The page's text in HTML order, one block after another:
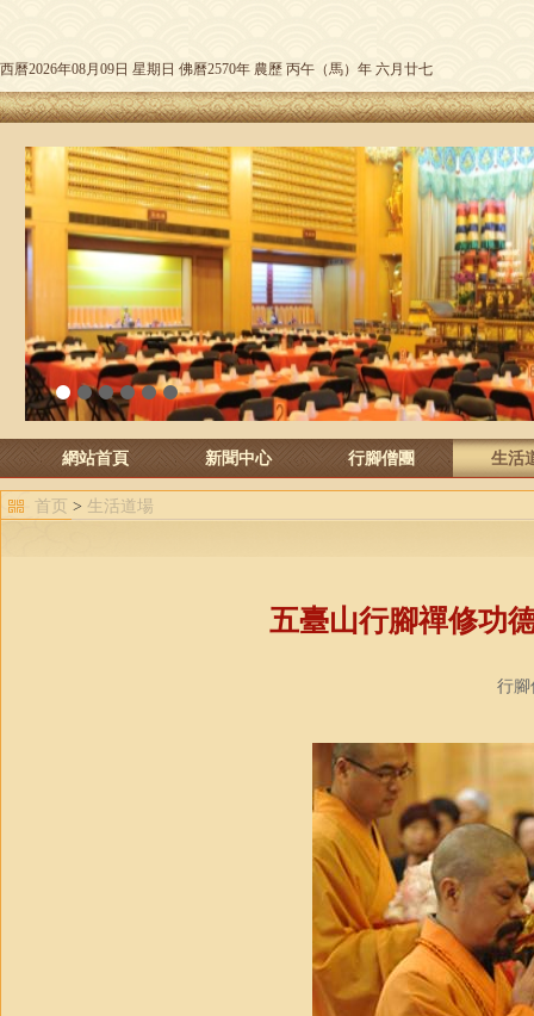
西曆2026年08月09日 星期日 佛曆2570年 農歷 丙午（馬）年 六月廿七
1 2 3 4 5 6
網站首頁 新聞中心 行腳僧團 生活
首页 > 生活道場
五臺山行腳禪修功
行腳